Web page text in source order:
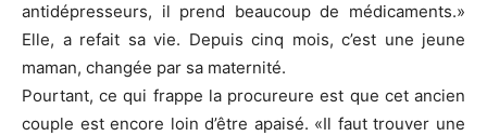
antidépresseurs, il prend beaucoup de médicaments.»
Elle, a refait sa vie. Depuis cinq mois, c’est une jeune
maman, changée par sa maternité.
Pourtant, ce qui frappe la procureure est que cet ancien
couple est encore loin d’être apaisé. «Il faut trouver une